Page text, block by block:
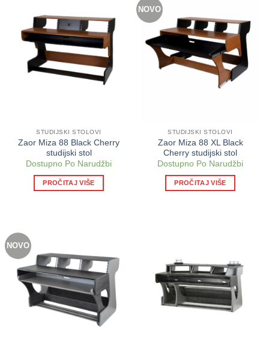
STUDIJSKI STOLOVI
Zaor Miza 88 Black Cherry
studijski stol
Dostupno Po Narudžbi
PROČITAJ VIŠE
NOVO
STUDIJSKI STOLOVI
Zaor Miza 88 XL Black
Cherry studijski stol
Dostupno Po Narudžbi
PROČITAJ VIŠE
NOVO